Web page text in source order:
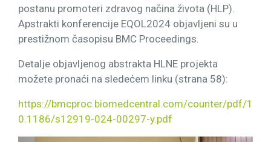
postanu promoteri zdravog načina života (HLP).
Apstrakti konferencije EQOL2024 objavljeni su u
prestižnom časopisu BMC Proceedings.
Detalje objavljenog abstrakta HLNE projekta
možete pronaći na sledećem linku (strana 58):
https://bmcproc.biomedcentral.com/counter/pdf/1
0.1186/s12919-024-00297-y.pdf